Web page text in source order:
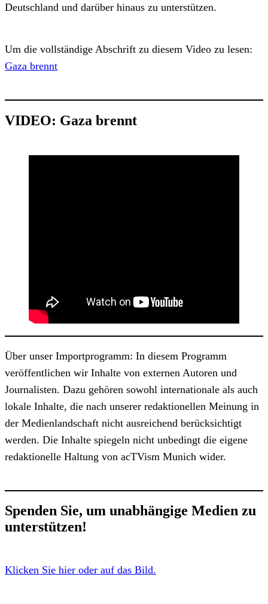
Deutschland und darüber hinaus zu unterstützen.
Um die vollständige Abschrift zu diesem Video zu lesen:
Gaza brennt
VIDEO: Gaza brennt
Über unser Importprogramm: In diesem Programm
veröffentlichen wir Inhalte von externen Autoren und
Journalisten. Dazu gehören sowohl internationale als auch
lokale Inhalte, die nach unserer redaktionellen Meinung in
der Medienlandschaft nicht ausreichend berücksichtigt
werden. Die Inhalte spiegeln nicht unbedingt die eigene
redaktionelle Haltung von acTVism Munich wider.
Spenden Sie, um unabhängige Medien zu
unterstützen!
Klicken Sie hier oder auf das Bild.